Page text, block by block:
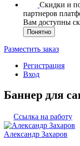
Скидки и
партнеров
Вам доступны
Понятно
Разместить заказ
Регистрация
Вход
Баннер для
Ссылка на работу
Александр Захаров